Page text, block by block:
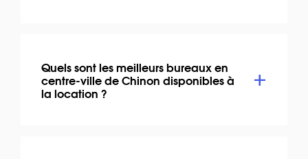
Quels sont les meilleurs bureaux en
centre-ville de Chinon disponibles à
la location ?